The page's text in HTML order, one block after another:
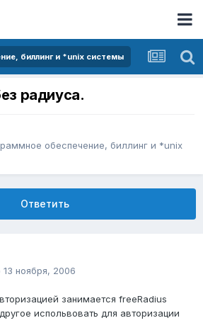
биллинг и *unix системы
радиуса.
обеспечение, биллинг и *unix
Ответить
13 ноября, 2006
занимается freeRadius
испольвовать для авторизации